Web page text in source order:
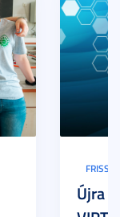
FRISS
Újra